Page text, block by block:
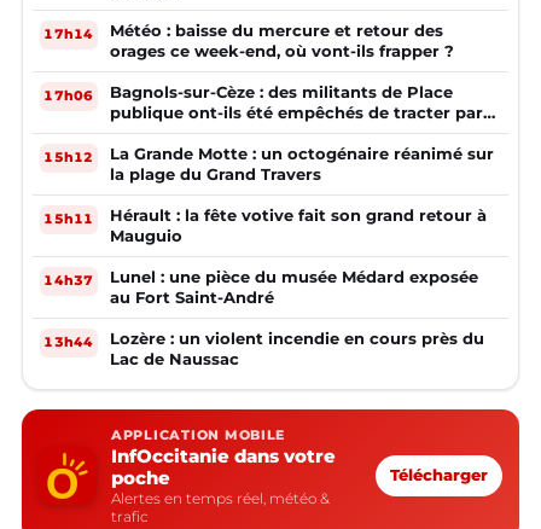
17h14
Météo : baisse du mercure et retour des
orages ce week-end, où vont-ils frapper ?
17h06
Bagnols-sur-Cèze : des militants de Place
publique ont-ils été empêchés de tracter par
la mairie ?
15h12
La Grande Motte : un octogénaire réanimé sur
la plage du Grand Travers
15h11
Hérault : la fête votive fait son grand retour à
Mauguio
14h37
Lunel : une pièce du musée Médard exposée
au Fort Saint-André
13h44
Lozère : un violent incendie en cours près du
Lac de Naussac
APPLICATION MOBILE
InfOccitanie dans votre
poche
Alertes en temps réel, météo &
trafic
Télécharger